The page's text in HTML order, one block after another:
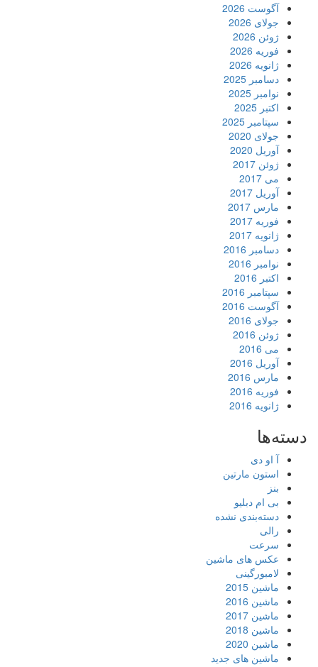
آگوست 2026
جولای 2026
ژوئن 2026
فوریه 2026
ژانویه 2026
دسامبر 2025
نوامبر 2025
اکتبر 2025
سپتامبر 2025
جولای 2020
آوریل 2020
ژوئن 2017
می 2017
آوریل 2017
مارس 2017
فوریه 2017
ژانویه 2017
دسامبر 2016
نوامبر 2016
اکتبر 2016
سپتامبر 2016
آگوست 2016
جولای 2016
ژوئن 2016
می 2016
آوریل 2016
مارس 2016
فوریه 2016
ژانویه 2016
دسته‌ها
آ او دی
استون مارتین
بنز
بی ام دبلیو
دسته‌بندی نشده
رالی
سرعت
عکس های ماشین
لامبورگینی
ماشین 2015
ماشین 2016
ماشین 2017
ماشین 2018
ماشین 2020
ماشین های جدید